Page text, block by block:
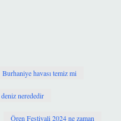
Burhaniye havası temiz mi
deniz nerededir
Ören Festivali 2024 ne zaman